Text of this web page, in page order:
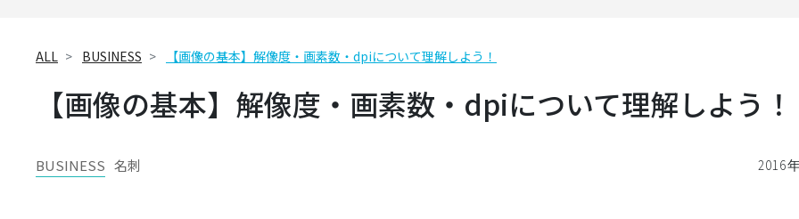
ALL BUSINESS 【画像の基本】解像度・画素数・dpiについて理解しよう！
【画像の基本】解像度・画素数・dpiについて理解しよう！
2016
BUSINESS 名刺